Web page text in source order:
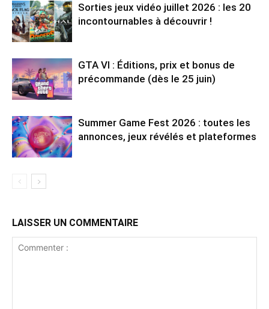
Sorties jeux vidéo juillet 2026 : les 20
incontournables à découvrir !
GTA VI : Éditions, prix et bonus de
précommande (dès le 25 juin)
Summer Game Fest 2026 : toutes les
annonces, jeux révélés et plateformes
LAISSER UN COMMENTAIRE